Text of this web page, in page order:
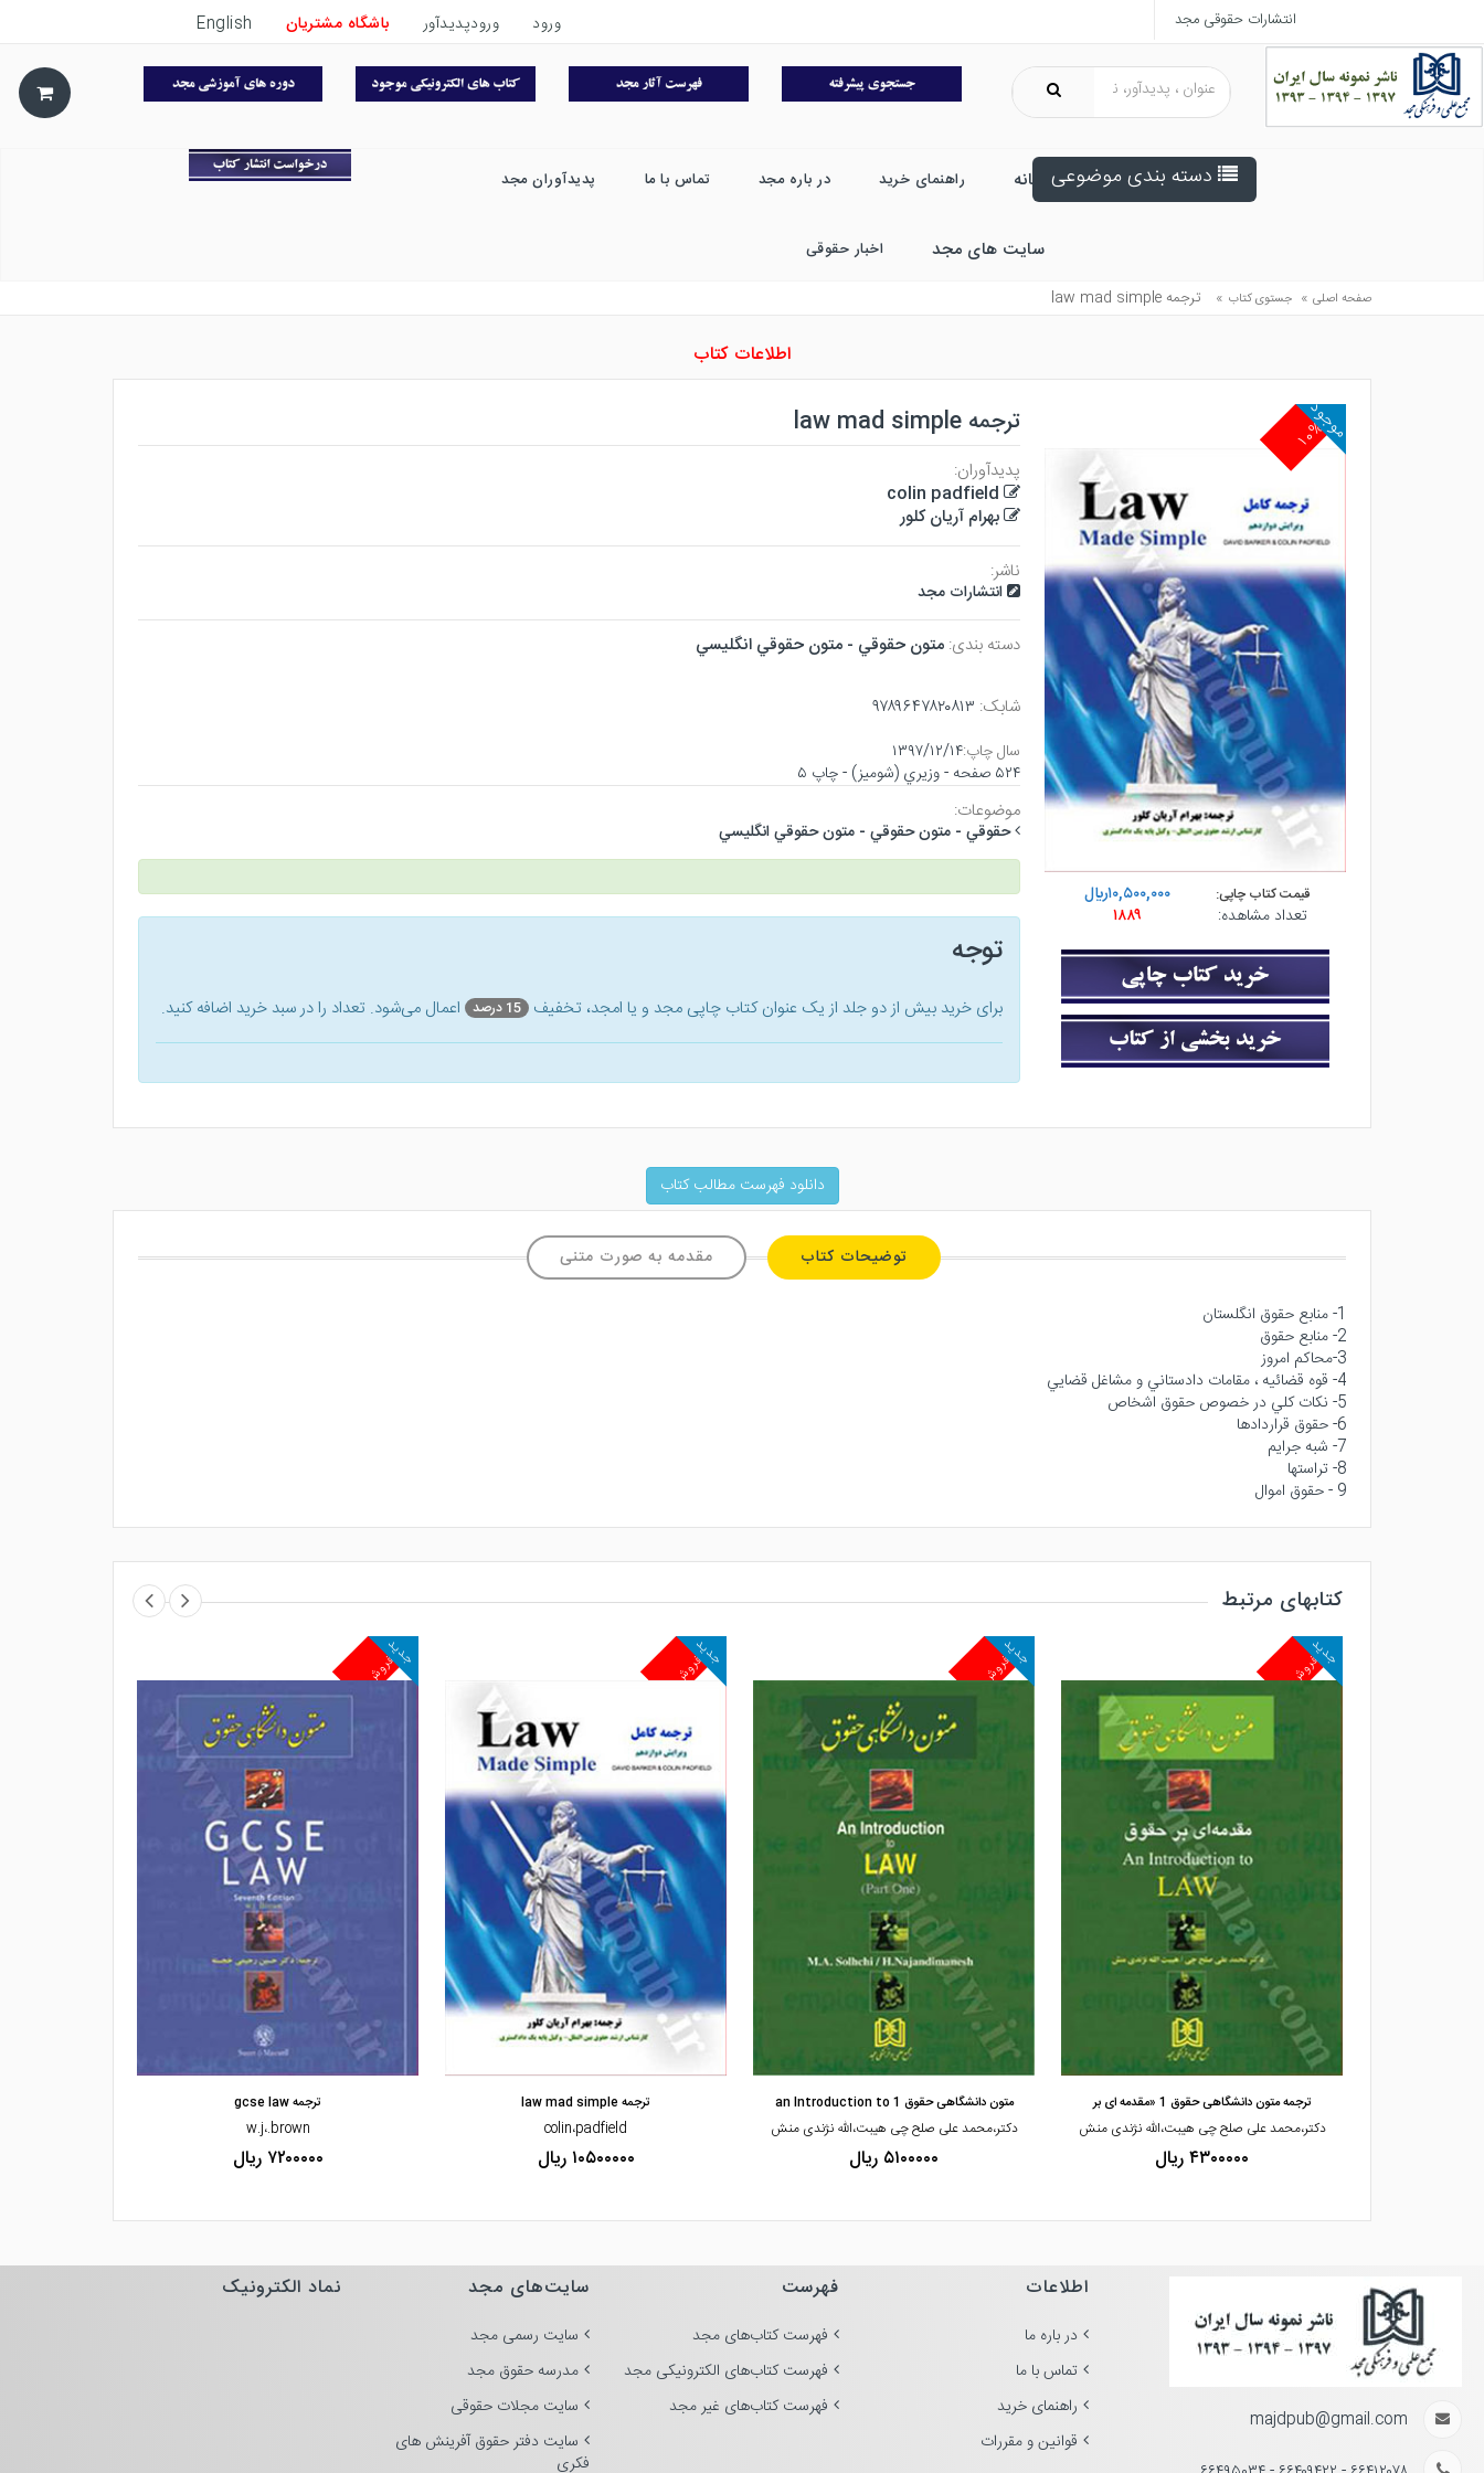
انتشارات حقوقی مجد ورود ورودپدیدآور باشگاه مشتریان English
دسته بندی موضوعی خانه راهنمای خرید در باره مجد تماس با ما پدیدآوران مجد
سایت های مجد اخبار حقوقی
صفحه اصلی » جستوی کتاب » ترجمه law mad simple
اطلاعات کتاب
۱۰%
موجود
قیمت کتاب چاپی:
۱۰,۵۰۰,۰۰۰ريال
تعداد مشاهده:
۱۸۸۹
ترجمه law mad simple
پدیدآوران:
colin padfield
بهرام آریان کلور
ناشر:
انتشارات مجد
دسته بندی:متون حقوقي - متون حقوقي انگليسي
شابک: ۹۷۸۹۶۴۷۸۲۰۸۱۳
سال چاپ:۱۳۹۷/۱۲/۱۴
۵۲۴ صفحه - وزيري (شوميز) - چاپ ۵
موضوعات:
حقوقي - متون حقوقي - متون حقوقي انگليسي
توجه
برای خرید بیش از دو جلد از یک عنوان کتاب‌ چاپی مجد و یا امجد، تخفیف 15 درصد اعمال می‌شود. تعداد را در سبد خرید اضافه کنید.
دانلود فهرست مطالب کتاب
توضیحات کتاب مقدمه به صورت متنی
1- منابع حقوق انگلستان
2- منابع حقوق
3-محاكم امروز
4- قوه قضائيه ، مقامات دادستاني و مشاغل قضايي
5- نكات كلي در خصوص حقوق اشخاص
6- حقوق قراردادها
7- شبه جرايم
8- تراستها
9 - حقوق اموال
کتابهای مرتبط
مشاهده و خرید
پرفروش
جدید
مشاهده و خرید
ترجمه متون دانشگاهی حقوق 1 «مقدمه ای بر
دکتر،محمد علی صلح چی هیبت،الله نژندی منش
۴۳۰۰۰۰۰ ریال
پرفروش
جدید
متون دانشگاهی حقوق 1 an Introduction to
دکتر،محمد علی صلح چی هیبت،الله نژندی منش
۵۱۰۰۰۰۰ ریال
پرفروش
جدید
مشاهده و خرید
ترجمه law mad simple
colin،padfield
۱۰۵۰۰۰۰۰ ریال
پرفروش
جدید
ترجمه gcse law
w.j،.brown
۷۲۰۰۰۰۰ ریال
majdpub@gmail.com
اطلاعات
در باره ما
تماس با ما
راهنمای خرید
قوانین و مقررات
فهرست
فهرست کتاب‌های مجد
فهرست کتاب‌های الکترونیکی مجد
فهرست کتاب‌های غیر مجد
سایت‌های مجد
سایت رسمی مجد
مدرسه حقوق مجد
سایت مجلات حقوقی
سایت دفتر حقوق آفرینش های
فکری
نماد الکترونیک